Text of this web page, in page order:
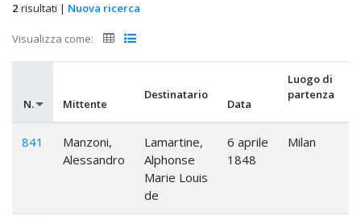
2 risultati | Nuova ricerca
Visualizza come:
N. Mittente
Destinatario
Data
Luogo di
partenza
841
Manzoni,
Alessandro
Lamartine,
Alphonse
Marie Louis
de
6 aprile
1848
Milan